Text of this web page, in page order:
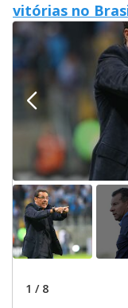
vitórias no
1 / 8